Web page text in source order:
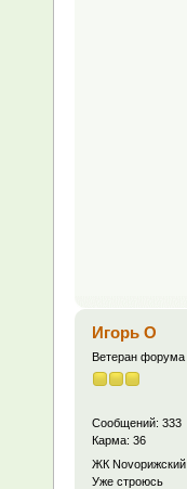
Игорь О
Ветеран форума
Сообщений: 333
Карма: 36
ЖК Novoрижский
Уже строюсь